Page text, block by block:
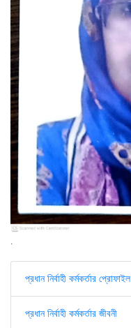
প্রধান নির্বাহী কর্মকর্তার প্রোফাইল
প্রধান নির্বাহী কর্মকর্তার জীবনী